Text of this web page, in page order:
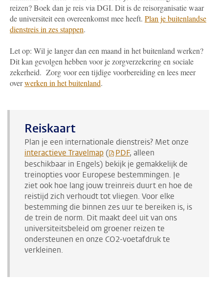
reizen? Boek dan je reis via DGI. Dit is de reisorganisatie waar
de universiteit een overeenkomst mee heeft. Plan je buitenlandse
dienstreis in zes stappen.
Let op: Wil je langer dan een maand in het buitenland werken?
Dit kan gevolgen hebben voor je zorgverzekering en sociale
zekerheid. Zorg voor een tijdige voorbereiding en lees meer
overwerken in het buitenland.
Reiskaart
Plan je een internationale dienstreis? Met onze
interactieve Travelmap ( PDF, alleen
beschikbaar in Engels) bekijk je gemakkelijk de
treinopties voor Europese bestemmingen. Je
ziet ook hoe lang jouw treinreis duurt en hoe de
reistijd zich verhoudt tot vliegen. Voor elke
bestemming die binnen zes uur te bereiken is, is
de trein de norm. Dit maakt deel uit van ons
universiteitsbeleid om groener reizen te
ondersteunen en onze CO2-voetafdruk te
verkleinen.